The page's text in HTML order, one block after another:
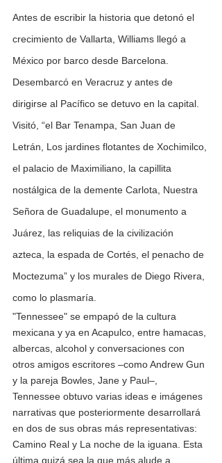
Antes de escribir la historia que detonó el
crecimiento de Vallarta, Williams llegó a
México por barco desde Barcelona.
Desembarcó en Veracruz y antes de
dirigirse al Pacífico se detuvo en la capital.
Visitó, “el Bar Tenampa, San Juan de
Letrán, Los jardines flotantes de Xochimilco,
el palacio de Maximiliano, la capillita
nostálgica de la demente Carlota, Nuestra
Señora de Guadalupe, el monumento a
Juárez, las reliquias de la civilización
azteca, la espada de Cortés, el penacho de
Moctezuma” y los murales de Diego Rivera,
como lo plasmaría.
"Tennessee" se empapó de la cultura
mexicana y ya en Acapulco, entre hamacas,
albercas, alcohol y conversaciones con
otros amigos escritores –como Andrew Gun
y la pareja Bowles, Jane y Paul–,
Tennessee obtuvo varias ideas e imágenes
narrativas que posteriormente desarrollará
en dos de sus obras más representativas:
Camino Real y La noche de la iguana. Esta
última quizá sea la que más alude a